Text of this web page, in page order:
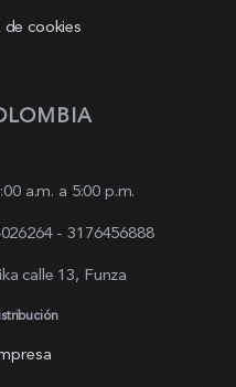
de cookies
a.m. a 5:00 p.m.
- 3176456888
calle 13, Funza